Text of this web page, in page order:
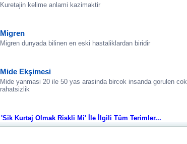
Kuretajin kelime anlami kazimaktir
Migren
Migren dunyada bilinen en eski hastaliklardan biridir
Mide Ekşimesi
Mide yanmasi 20 ile 50 yas arasinda bircok insanda gorulen
rahatsizlik
'Sik Kurtaj Olmak Riskli Mi' İle İlgili Tüm Terimler...